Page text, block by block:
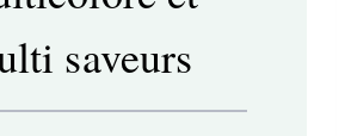
saveurs